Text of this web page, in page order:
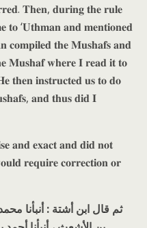
𝐓𝐡𝐞𝐧, 𝐝𝐮𝐫𝐢𝐧𝐠 𝐭𝐡𝐞 𝐫𝐮𝐥𝐞
𝐭𝐨 ‘𝐔𝐭𝐡𝐦𝐚𝐧 𝐚𝐧𝐝 𝐦𝐞𝐧𝐭𝐢𝐨𝐧𝐞𝐝
𝐜𝐨𝐦𝐩𝐢𝐥𝐞𝐝 𝐭𝐡𝐞 𝐌𝐮𝐬𝐡𝐚𝐟𝐬 𝐚𝐧𝐝
𝐌𝐮𝐬𝐡𝐚𝐟 𝐰𝐡𝐞𝐫𝐞 𝐈 𝐫𝐞𝐚𝐝 𝐢𝐭 𝐭𝐨
𝐭𝐡𝐞𝐧 𝐢𝐧𝐬𝐭𝐫𝐮𝐜𝐭𝐞𝐝 𝐮𝐬 𝐭𝐨 𝐝𝐨
𝐚𝐧𝐝 𝐭𝐡𝐮𝐬 𝐝𝐢𝐝 𝐈
𝐚𝐧𝐝 𝐞𝐱𝐚𝐜𝐭 𝐚𝐧𝐝 𝐝𝐢𝐝 𝐧𝐨𝐭
𝐫𝐞𝐪𝐮𝐢𝐫𝐞 𝐜𝐨𝐫𝐫𝐞𝐜𝐭𝐢𝐨𝐧 𝐨𝐫
ثم قال ابن أشتة : أنبأنا